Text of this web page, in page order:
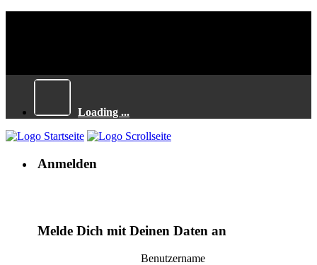
Loading ...
Anmelden
Melde Dich mit Deinen Daten an
Benutzername